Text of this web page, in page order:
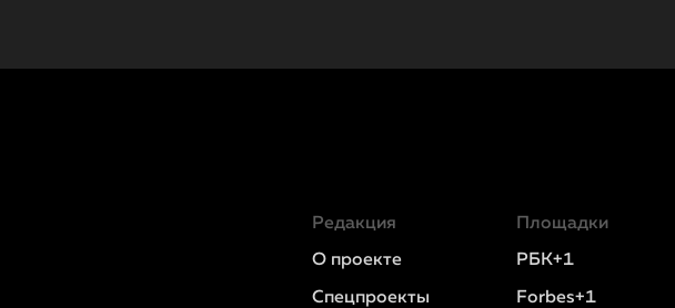
Редакция
О проекте
Спецпроекты
Площадки
РБК+1
Forbes+1